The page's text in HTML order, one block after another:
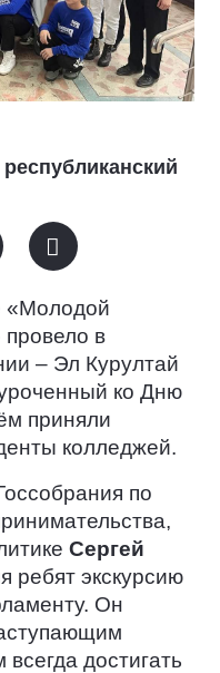
«Молодой
в
– Эл Курултай
ко Дню
приняли
колледжей.
по
Сергей
ребят экскурсию
Он
достигать